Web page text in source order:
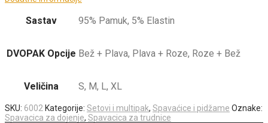
Sastav 95% Pamuk, 5% Elastin
DVOPAK Opcije Bež + Plava, Plava + Roze, Roze + Bež
Veličina S, M, L, XL
SKU: 6002 Kategorije: Setovi i multipak, Spavaćice i pidžame Oznake:
Spavacica za dojenje, Spavacica za trudnice